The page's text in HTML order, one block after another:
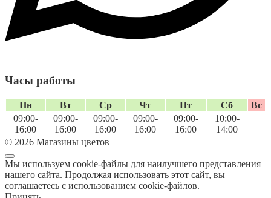
Часы работы
Пн Вт Ср Чт Пт Сб
Вс
09:00-
16:00
09:00-
16:00
09:00-
16:00
09:00-
16:00
09:00-
16:00
10:00-
14:00
© 2026 Магазины цветов
Мы используем cookie-файлы для наилучшего представления
нашего сайта. Продолжая использовать этот сайт, вы
соглашаетесь с использованием cookie-файлов.